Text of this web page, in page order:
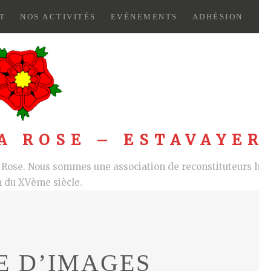
NOS ACTIVITÉS EVÉNEMENTS ADHÉSION
ROSE – ESTAVAYER
Nous sommes une association de reconstituteurs
du XVème siècle.
D’IMAGES